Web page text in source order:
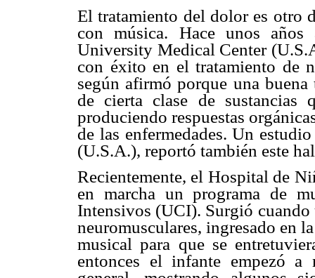
El tratamiento del dolor es otro
con música. Hace unos
University Medical Center
con éxito en el tratamiento de
según afirmó porque una
de cierta clase de sustancias
produciendo respuestas
de las enfermedades. Un
(U.S.A.), reportó también este
Recientemente, el Hospital de
en marcha un programa de
Intensivos (UCI). Surgió
neuromusculares, ingresado en
musical para que se
entonces el infante empezó a